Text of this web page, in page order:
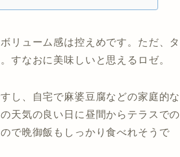
リューム感は控えめです。ただ、タ
すなおに美味しいと思えるロゼ。
し、自宅で麻婆豆腐などの家庭的な
天気の良い日に昼間からテラスでの
で晩御飯もしっかり食べれそうで